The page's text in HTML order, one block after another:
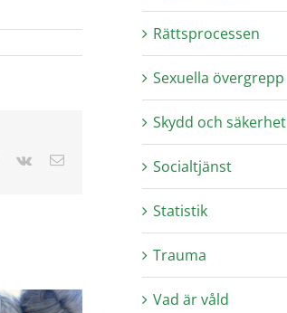
Pinterest
Vk
E-
Allvarliga
Rättsprocessen
Sexuella övergrepp
Skydd och säkerhet
Socialtjänst
Statistik
Trauma
Vad är våld